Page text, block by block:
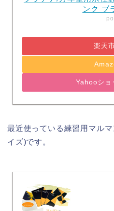
ンク ブ
楽天
Yahooショ
最近使っている練習用マル
イズ)です。